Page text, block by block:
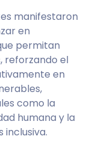
manifestaron
en
permitan
reforzando el
en
como la
humana y la
inclusiva.